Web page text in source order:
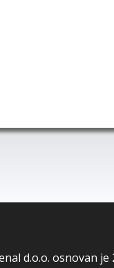
d.o.o. osnovan je